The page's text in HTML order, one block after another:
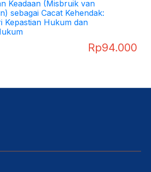
Keadaan (Misbruik van
sebagai Cacat Kehendak:
Kepastian Hukum dan
Rp94.000